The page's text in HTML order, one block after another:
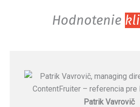
Hodnotenie
Patrik Vavrovič